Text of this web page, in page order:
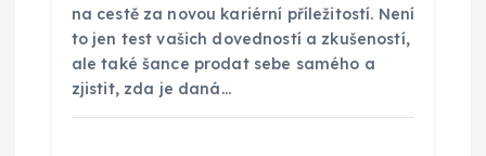
na cestě za novou kariérní příležitostí. Není
to jen test vašich dovedností a zkušeností,
ale také šance prodat sebe samého a
zjistit, zda je daná…